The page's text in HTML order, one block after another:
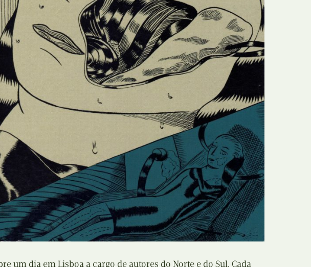
um dia em Lisboa a cargo de autores do Norte e do Sul. Cada